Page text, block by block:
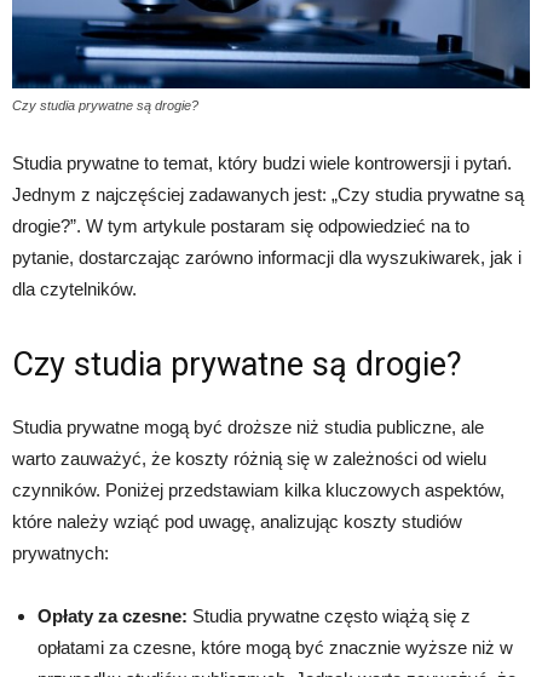
Czy studia prywatne są drogie?
Studia prywatne to temat, który budzi wiele kontrowersji i pytań.
Jednym z najczęściej zadawanych jest: „Czy studia prywatne są
drogie?”. W tym artykule postaram się odpowiedzieć na to
pytanie, dostarczając zarówno informacji dla wyszukiwarek, jak i
dla czytelników.
Czy studia prywatne są drogie?
Studia prywatne mogą być droższe niż studia publiczne, ale
warto zauważyć, że koszty różnią się w zależności od wielu
czynników. Poniżej przedstawiam kilka kluczowych aspektów,
które należy wziąć pod uwagę, analizując koszty studiów
prywatnych:
Opłaty za czesne: Studia prywatne często wiążą się z
opłatami za czesne, które mogą być znacznie wyższe niż w